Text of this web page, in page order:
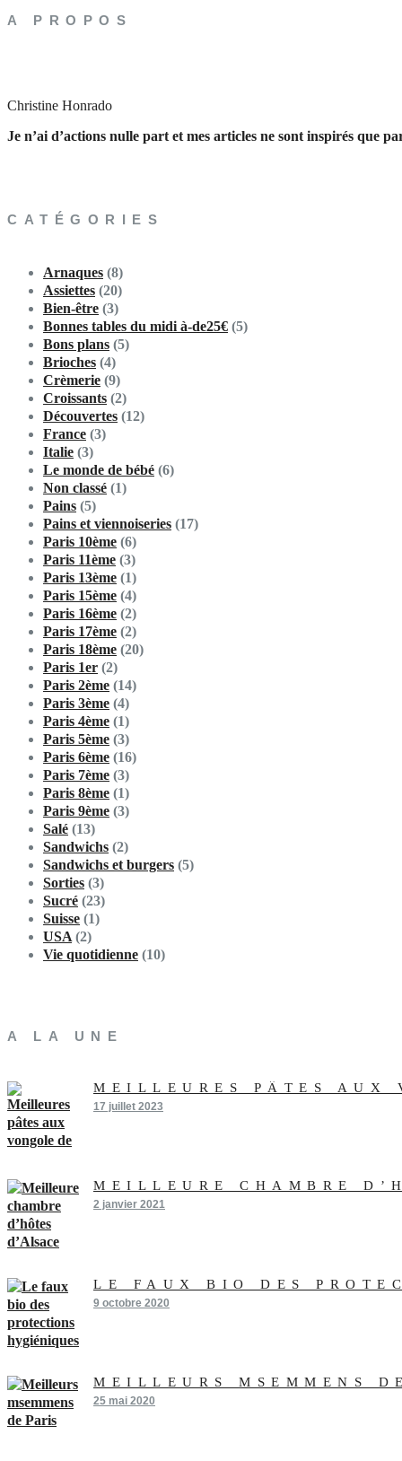
A PROPOS
Christine Honrado
Je n’ai d’actions nulle part et mes articles ne sont inspirés que
CATÉGORIES
Arnaques (8)
Assiettes (20)
Bien-être (3)
Bonnes tables du midi à-de25€ (5)
Bons plans (5)
Brioches (4)
Crèmerie (9)
Croissants (2)
Découvertes (12)
France (3)
Italie (3)
Le monde de bébé (6)
Non classé (1)
Pains (5)
Pains et viennoiseries (17)
Paris 10ème (6)
Paris 11ème (3)
Paris 13ème (1)
Paris 15ème (4)
Paris 16ème (2)
Paris 17ème (2)
Paris 18ème (20)
Paris 1er (2)
Paris 2ème (14)
Paris 3ème (4)
Paris 4ème (1)
Paris 5ème (3)
Paris 6ème (16)
Paris 7ème (3)
Paris 8ème (1)
Paris 9ème (3)
Salé (13)
Sandwichs (2)
Sandwichs et burgers (5)
Sorties (3)
Sucré (23)
Suisse (1)
USA (2)
Vie quotidienne (10)
A LA UNE
MEILLEURES PÂTES AUX
17 juillet 2023
MEILLEURE CHAMBRE
2 janvier 2021
LE FAUX BIO DES
9 octobre 2020
MEILLEURS MSEMMENS
25 mai 2020